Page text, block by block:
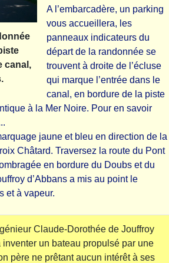
canal,
A l’embarcadère, un parking
vous accueillera, les
panneaux indicateurs du
départ de la randonnée se
trouvent à droite de l’écluse
qui marque l’entrée dans le
canal, en bordure de la piste
à la Mer Noire. Pour en savoir
jaune et bleu en direction de la
Châtard. Traversez la route du Pont
en bordure du Doubs et du
d’Abbans a mis au point le
et à vapeur.
Claude-Dorothée de Jouffroy
inventer un bateau propulsé par une
père ne prêtant aucun intérêt à ses